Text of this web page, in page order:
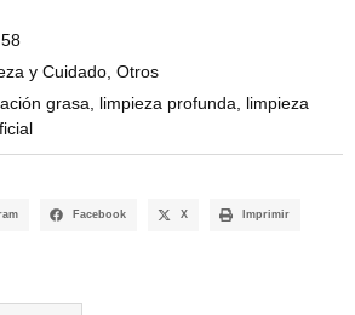
y Cuidado Otros
grasa limpieza profunda
limpieza
Facebook X Imprimir